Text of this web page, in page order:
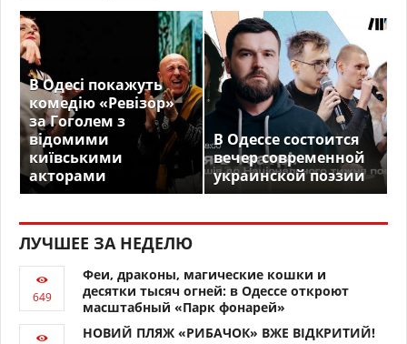
В Одесі покажуть
комедію «Ревізор»
за Гоголем з
відомими
київськими
акторами
В Одессе состоится
вечер современной
украинской поэзии
ЛУЧШЕЕ ЗА НЕДЕЛЮ
Феи, драконы, магические кошки и
десятки тысяч огней: в Одессе откроют
масштабный «Парк фонарей»
НОВИЙ ПЛЯЖ «РИБАЧОК» ВЖЕ ВІДКРИТИЙ!